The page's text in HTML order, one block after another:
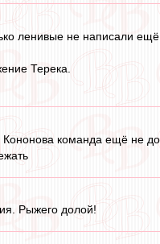
ленивые не написали
Терека.
команда ещё не
Рыжего долой!